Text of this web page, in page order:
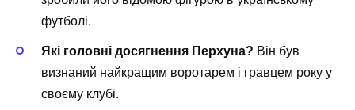
футболі.
Які головні досягнення Перхуна? Він був
визнаний найкращим воротарем і гравцем року у
своєму клубі.